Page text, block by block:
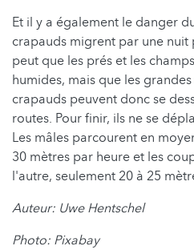
Et il y a également le danger
crapauds migrent par une nuit
peut que les prés et les
humides, mais que les
crapauds peuvent donc se
routes. Pour finir, ils ne se
Les mâles parcourent en
30 mètres par heure et les
l'autre, seulement 20 à 25
Auteur: Uwe Hentschel
Photo: Pixabay